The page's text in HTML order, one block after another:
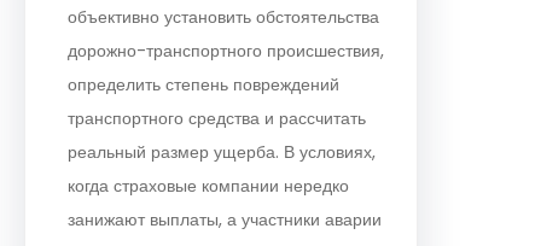
объективно установить обстоятельства
дорожно-транспортного происшествия,
определить степень повреждений
транспортного средства и рассчитать
реальный размер ущерба. В условиях,
когда страховые компании нередко
занижают выплаты, а участники аварии